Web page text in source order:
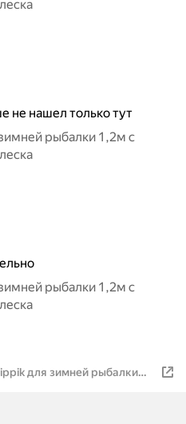
не нашел только тут
рыбалки 1,2м с
рыбалки 1,2м с
для зимней рыбалки